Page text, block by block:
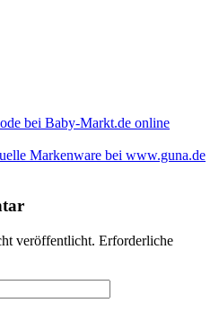
bei Baby-Markt.de online
Markenware bei www.guna.de
veröffentlicht. Erforderliche